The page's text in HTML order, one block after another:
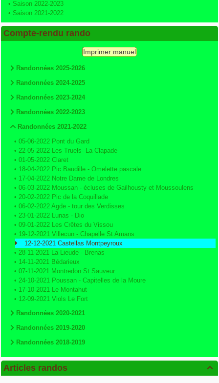
• Saison 2022-2023
• Saison 2021-2022
Compte-rendu rando
Imprimer manuel
Randonnées 2025-2026
Randonnées 2024-2025
Randonnées 2023-2024
Randonnées 2022-2023
Randonnées 2021-2022
• 05-06-2022 Pont du Gard
• 22-05-2022 Les Truels- La Clapade
• 01-05-2022 Claret
• 18-04-2022 Pic Baudille - Omelette pascale
• 17-04-2022 Notre Dame de Londres
• 06-03-2022 Moussan - écluses de Gailhousty et Moussoulens
• 20-02-2022 Pic de la Coquillade
• 06-02-2022 Agde - tour des Verdisses
• 23-01-2022 Lunas - Dio
• 09-01-2022 Les Crêtes du Vissou
• 19-12-2021 Villecun - Chapelle St Amans
12-12-2021 Castellas Montpeyroux
• 28-11-2021 La Lieude - Brenas
• 14-11-2021 Bédarieux
• 07-11-2021 Montredon St Sauveur
• 24-10-2021 Poussan - Capitelles de la Moure
• 17-10-2021 Le Montahut
• 12-09-2021 Viols Le Fort
Randonnées 2020-2021
Randonnées 2019-2020
Randonnées 2018-2019

Articles randos